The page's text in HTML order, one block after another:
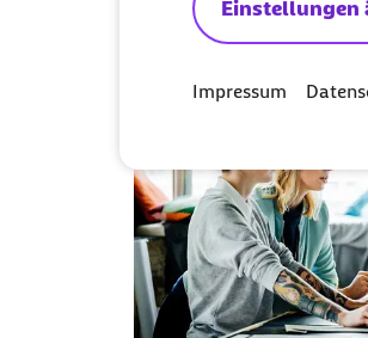
Einstellungen
Impressum